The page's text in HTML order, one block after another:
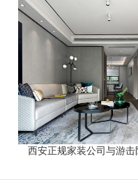
西安正规家装公司与游击